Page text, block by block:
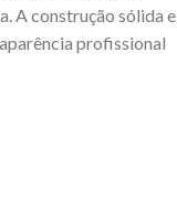
A construção sólida e
profissional